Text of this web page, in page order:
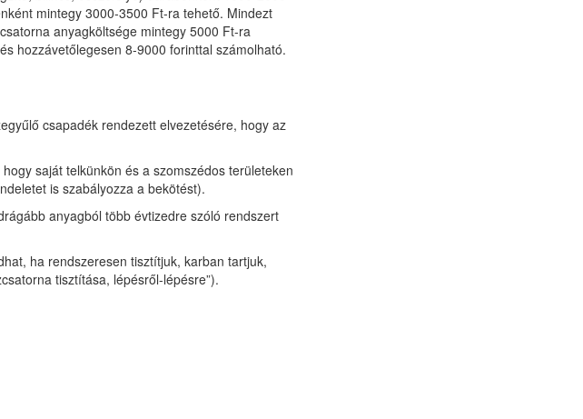
mintegy 3000-3500 Ft-ra tehető. Mindezt
anyagköltsége mintegy 5000 Ft-ra
hozzávetőlegesen 8-9000 forinttal számolható.
csapadék rendezett elvezetésére, hogy az
saját telkünkön és a szomszédos területeken
is szabályozza a bekötést).
anyagból több évtizedre szóló rendszert
ha rendszeresen tisztítjuk, karban tartjuk,
tisztítása, lépésről-lépésre”).